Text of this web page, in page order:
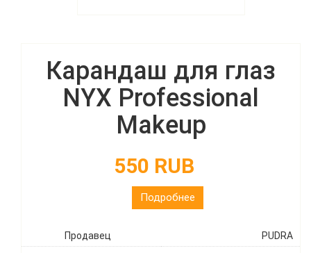
Карандаш для глаз
NYX Professional
Makeup
550 RUB
Подробнее
Продавец PUDRA